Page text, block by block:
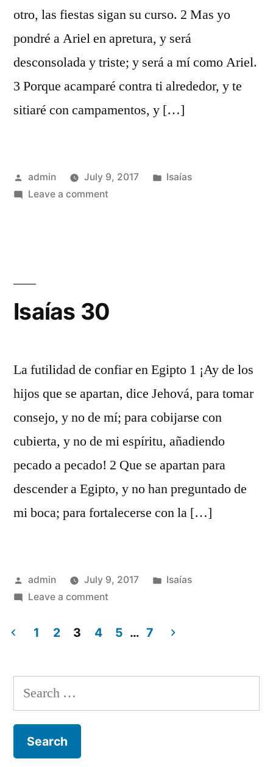
otro, las fiestas sigan su curso. 2 Mas yo
pondré a Ariel en apretura, y será
desconsolada y triste; y será a mí como Ariel.
3 Porque acamparé contra ti alrededor, y te
sitiaré con campamentos, y […]
Posted
by
admin July 9, 2017
Posted
Isaías
Leave a commenton
Isaías 30
La futilidad de confiar en Egipto 1 ¡Ay de los
hijos que se apartan, dice Jehová, para tomar
consejo, y no de mí; para cobijarse con
cubierta, y no de mi espíritu, añadiendo
pecado a pecado! 2 Que se apartan para
descender a Egipto, y no han preguntado de
mi boca; para fortalecerse con la […]
Posted
by
admin July 9, 2017
Posted
Isaías
Leave a commenton
30
navigation
1 2 3 4 5 … 7
Search
for: